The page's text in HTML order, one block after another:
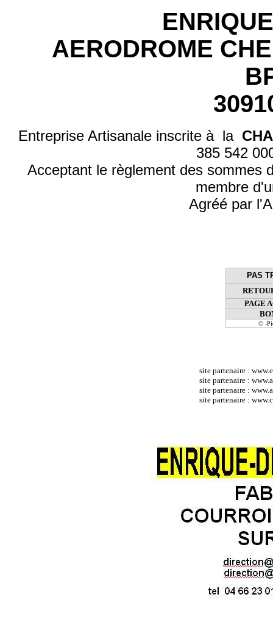
AERODROME
Entreprise Artisanale inscrite à la
385 542
Acceptant le règlement des sommes
membre
Agréé par
PAS
PAGE
© -
site partenaire :
site partenaire :
site partenaire :
site partenaire :